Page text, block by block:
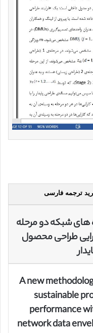
ترجمه فارسی
های شبکه‌ دو مرحله
طراحی محصول
A new
sustainable
performance
network data